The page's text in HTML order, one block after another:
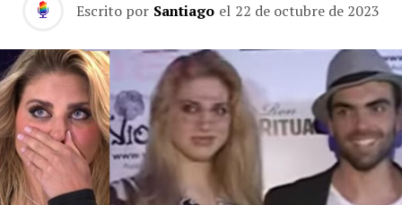
Escrito por Santiago el 22 de octubre de 2023